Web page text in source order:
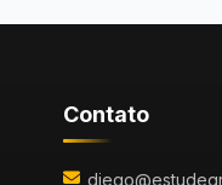
Contato